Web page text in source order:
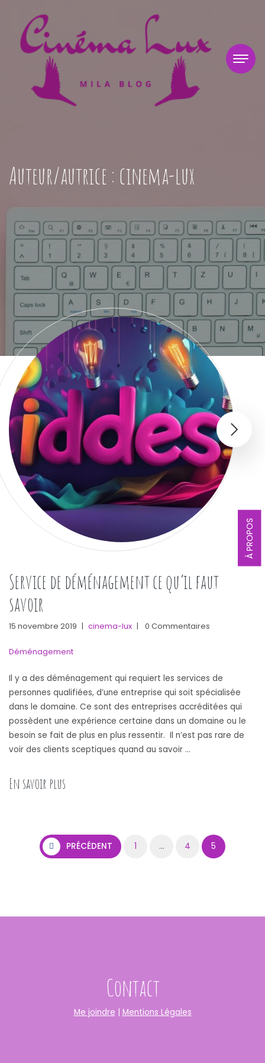
Auteur/autrice : cinema-lux
À PROPOS
Service de déménagement ce qu’il faut
savoir
15 novembre 2019 cinema-lux 0 Commentaires
Déménagement
Il y a des déménagement qui requiert les services de
personnes qualifiées, d’une entreprise qui soit spécialisée
dans le domaine. Ce sont des entreprises accréditées qui
possèdent une expérience certaine dans un domaine ou le
besoin se fait de plus en plus ressentir. Il n’est pas rare de
voir des clients sceptiques quand au savoir …
En savoir plus
Pagination des publications
PRÉCÉDENT 1 … 4 5
Contact
Me joindre Mentions Légales